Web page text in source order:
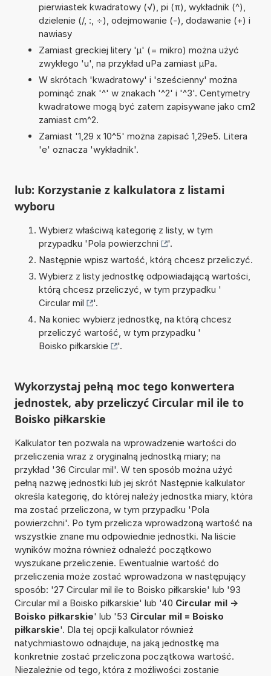
pierwiastek kwadratowy (√), pi (π), wykładnik (^),
dzielenie (/, :, ÷), odejmowanie (-), dodawanie (+) i
nawiasy
Zamiast greckiej litery 'µ' (= mikro) można użyć
zwykłego 'u', na przykład uPa zamiast µPa.
W skrótach 'kwadratowy' i 'sześcienny' można
pominąć znak '^' w znakach '^2' i '^3'. Centymetry
kwadratowe mogą być zatem zapisywane jako cm2
zamiast cm^2.
Zamiast '1,29 x 10^5' można zapisać 1,29e5. Litera
'e' oznacza 'wykładnik'.
lub: Korzystanie z kalkulatora z listami
wyboru
Wybierz właściwą kategorię z listy, w tym
przypadku 'Pola powierzchni
'.
Następnie wpisz wartość, którą chcesz przeliczyć.
Wybierz z listy jednostkę odpowiadającą wartości,
którą chcesz przeliczyć, w tym przypadku '
Circular mil
'.
Na koniec wybierz jednostkę, na którą chcesz
przeliczyć wartość, w tym przypadku '
Boisko piłkarskie
'.
Wykorzystaj pełną moc tego konwertera
jednostek, aby przeliczyć Circular mil ile to
Boisko piłkarskie
Kalkulator ten pozwala na wprowadzenie wartości do
przeliczenia wraz z oryginalną jednostką miary; na
przykład '36 Circular mil'. W ten sposób można użyć
pełną nazwę jednostki lub jej skrót Następnie kalkulator
określa kategorię, do której należy jednostka miary, która
ma zostać przeliczona, w tym przypadku 'Pola
powierzchni'. Po tym przelicza wprowadzoną wartość na
wszystkie znane mu odpowiednie jednostki. Na liście
wyników można również odnaleźć początkowo
wyszukane przeliczenie. Ewentualnie wartość do
przeliczenia może zostać wprowadzona w następujący
sposób: '27 Circular mil ile to Boisko piłkarskie' lub '93
Circular mil a Boisko piłkarskie' lub '40 Circular mil ->
Boisko piłkarskie' lub '53 Circular mil = Boisko
piłkarskie'. Dla tej opcji kalkulator również
natychmiastowo odnajduje, na jaką jednostkę ma
konkretnie zostać przeliczona początkowa wartość.
Niezależnie od tego, która z możliwości zostanie